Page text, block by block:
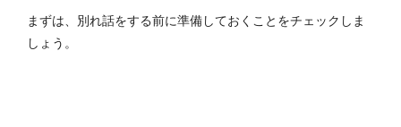
まずは、別れ話をする前に準備しておくことをチェックしま
しょう。